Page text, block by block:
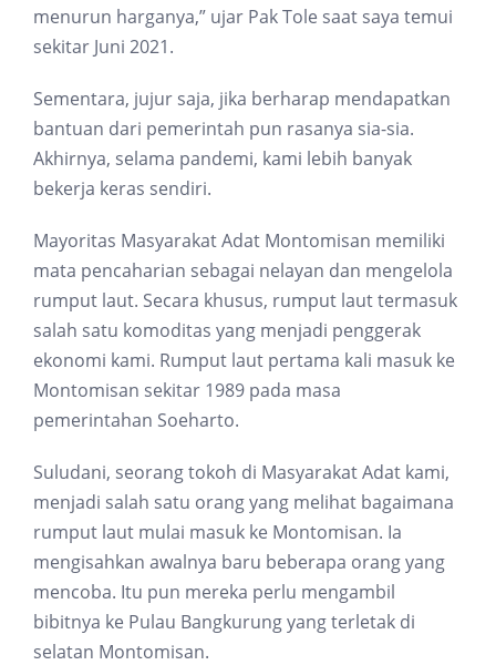
menurun harganya,” ujar Pak Tole saat saya temui
sekitar Juni 2021.
Sementara, jujur saja, jika berharap mendapatkan
bantuan dari pemerintah pun rasanya sia-sia.
Akhirnya, selama pandemi, kami lebih banyak
bekerja keras sendiri.
Mayoritas Masyarakat Adat Montomisan memiliki
mata pencaharian sebagai nelayan dan mengelola
rumput laut. Secara khusus, rumput laut termasuk
salah satu komoditas yang menjadi penggerak
ekonomi kami. Rumput laut pertama kali masuk ke
Montomisan sekitar 1989 pada masa
pemerintahan Soeharto.
Suludani, seorang tokoh di Masyarakat Adat kami,
menjadi salah satu orang yang melihat bagaimana
rumput laut mulai masuk ke Montomisan. Ia
mengisahkan awalnya baru beberapa orang yang
mencoba. Itu pun mereka perlu mengambil
bibitnya ke Pulau Bangkurung yang terletak di
selatan Montomisan.